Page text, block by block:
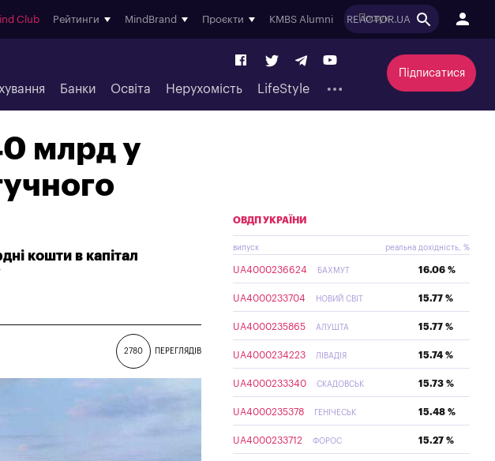
Club Рейтинги MindBrand Проєкти KMBS Alumni REACTOR.UA
Банки Освіта Нерухомість LifeStyle
Підписатися
млрд у
кошти в капітал
2780 ПЕРЕГЛЯДІВ
ОВДП УКРАЇНИ
випуск реальна дохідність, %
UA4000236624 БАХМУТ 16.06 %
UA4000233704 НОВИЙ СВІТ 15.77 %
UA4000235865 АЛУШТА 15.77 %
UA4000234223 ЛІВАДІЯ 15.74 %
UA4000233340 СКАДОВСЬК 15.73 %
UA4000235378 ГЕНІЧЕСЬК 15.48 %
UA4000233712 ФОРОС 15.27 %